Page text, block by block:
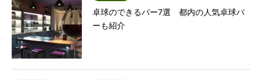
卓球のできるバー7選 都内の人気卓球バ
ーも紹介